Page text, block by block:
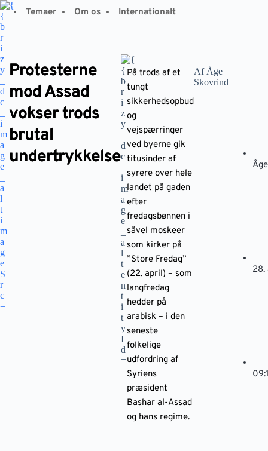
Fortsæt
til
indhold
Temaer Om os Internationalt
Protesterne
mod Assad
vokser trods
brutal
undertrykkelse
På trods af et
tungt
sikkerhedsopbud
og
vejspærringer
ved byerne gik
titusinder af
syrere over hele
landet på gaden
efter
fredagsbønnen i
såvel moskeer
som kirker på
”Store Fredag”
(22. april) – som
langfredag
hedder på
arabisk – i den
seneste
folkelige
udfordring af
Syriens
præsident
Bashar al-Assad
og hans regime.
Af Åge
Skovrind
28.